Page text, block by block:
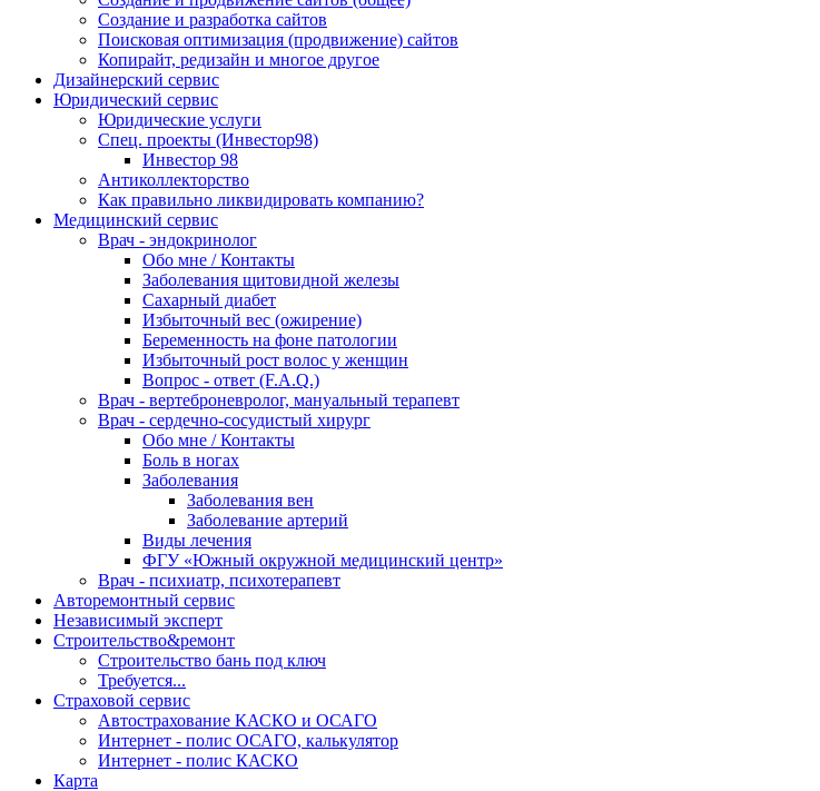
Создание и разработка сайтов
Поисковая оптимизация (продвижение) сайтов
Копирайт, редизайн и многое другое
Дизайнерский сервис
Юридический сервис
Юридические услуги
Спец. проекты (Инвестор98)
Инвестор 98
Антиколлекторство
Как правильно ликвидировать компанию?
Медицинский сервис
Врач - эндокринолог
Обо мне / Контакты
Заболевания щитовидной железы
Сахарный диабет
Избыточный вес (ожирение)
Беременность на фоне патологии
Избыточный рост волос у женщин
Вопрос - ответ (F.A.Q.)
Врач - вертеброневролог, мануальный терапевт
Врач - сердечно-сосудистый хирург
Обо мне / Контакты
Боль в ногах
Заболевания
Заболевания вен
Заболевание артерий
Виды лечения
ФГУ «Южный окружной медицинский центр»
Врач - психиатр, психотерапевт
Авторемонтный сервис
Независимый эксперт
Строительство&ремонт
Строительство бань под ключ
Требуется...
Страховой сервис
Автострахование КАСКО и ОСАГО
Интернет - полис ОСАГО, калькулятор
Интернет - полис КАСКО
Карта